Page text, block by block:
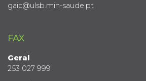
gaic@ulsb.min-saude.pt
FAX
Geral
253 027 999